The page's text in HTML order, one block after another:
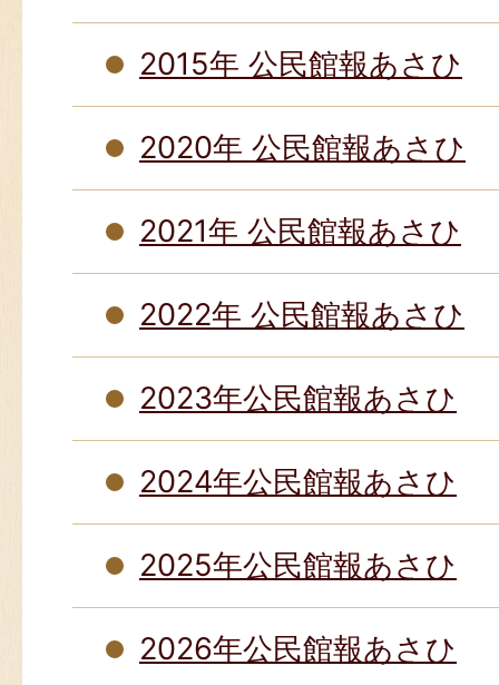
2015年 公民館報あさひ
2020年 公民館報あさひ
2021年 公民館報あさひ
2022年 公民館報あさひ
2023年公民館報あさひ
2024年公民館報あさひ
2025年公民館報あさひ
2026年公民館報あさひ